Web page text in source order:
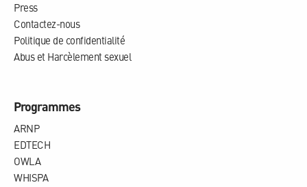
Press
Contactez-nous
Politique de confidentialité
Abus et Harcèlement sexuel
Programmes
ARNP
EDTECH
OWLA
WHISPA